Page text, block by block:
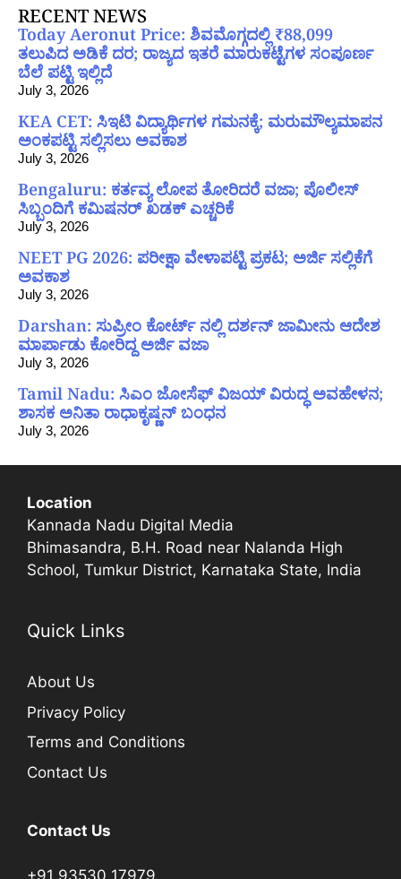
RECENT NEWS
Today Aeronut Price: ಶಿವಮೊಗ್ಗದಲ್ಲಿ ₹88,099
ತಲುಪಿದ ಅಡಿಕೆ ದರ; ರಾಜ್ಯದ ಇತರೆ ಮಾರುಕಟ್ಟೆಗಳ ಸಂಪೂರ್ಣ
ಬೆಲೆ ಪಟ್ಟಿ ಇಲ್ಲಿದೆ
July 3, 2026
KEA CET: ಸಿಇಟಿ ವಿದ್ಯಾರ್ಥಿಗಳ ಗಮನಕ್ಕೆ; ಮರುಮೌಲ್ಯಮಾಪನ
ಅಂಕಪಟ್ಟಿ ಸಲ್ಲಿಸಲು ಅವಕಾಶ
July 3, 2026
Bengaluru: ಕರ್ತವ್ಯ ಲೋಪ ತೋರಿದರೆ ವಜಾ; ಪೊಲೀಸ್
ಸಿಬ್ಬಂದಿಗೆ ಕಮಿಷನರ್ ಖಡಕ್ ಎಚ್ಚರಿಕೆ
July 3, 2026
NEET PG 2026: ಪರೀಕ್ಷಾ ವೇಳಾಪಟ್ಟಿ ಪ್ರಕಟ; ಅರ್ಜಿ ಸಲ್ಲಿಕೆಗೆ
ಅವಕಾಶ
July 3, 2026
Darshan: ಸುಪ್ರೀಂ ಕೋರ್ಟ್ ನಲ್ಲಿ ದರ್ಶನ್ ಜಾಮೀನು ಆದೇಶ
ಮಾರ್ಪಾಡು ಕೋರಿದ್ದ ಅರ್ಜಿ ವಜಾ
July 3, 2026
Tamil Nadu: ಸಿಎಂ ಜೋಸೆಫ್ ವಿಜಯ್ ವಿರುದ್ಧ ಅವಹೇಳನ;
ಶಾಸಕ ಅನಿತಾ ರಾಧಾಕೃಷ್ಣನ್ ಬಂಧನ
July 3, 2026
Location
Kannada Nadu Digital Media
Bhimasandra, B.H. Road near Nalanda High
School, Tumkur District, Karnataka State, India
Quick Links
About Us
Privacy Policy
Terms and Conditions
Contact Us
Contact Us